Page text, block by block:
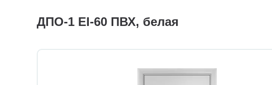
ДПО-1 EI-60 ПВХ, белая